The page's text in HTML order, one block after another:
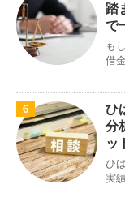
踏
で
も
借
6
ひ
分
ッ
ひ
実